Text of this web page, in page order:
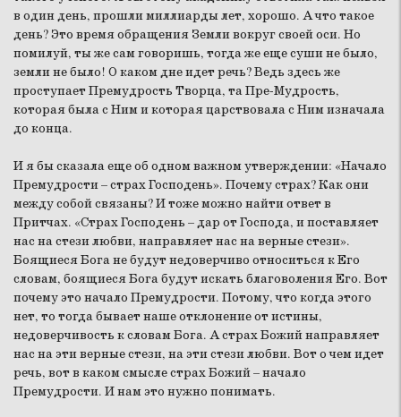
в один день, прошли миллиарды лет, хорошо. А что такое
день? Это время обращения Земли вокруг своей оси. Но
помилуй, ты же сам говоришь, тогда же еще суши не было,
земли не было! О каком дне идет речь? Ведь здесь же
проступает Премудрость Творца, та Пре-Мудрость,
которая была с Ним и которая царствовала с Ним изначала
до конца.
И я бы сказала еще об одном важном утверждении: «Начало
Премудрости – страх Господень». Почему страх? Как они
между собой связаны? И тоже можно найти ответ в
Притчах. «Страх Господень – дар от Господа, и поставляет
нас на стези любви, направляет нас на верные стези».
Боящиеся Бога не будут недоверчиво относиться к Его
словам, боящиеся Бога будут искать благоволения Его. Вот
почему это начало Премудрости. Потому, что когда этого
нет, то тогда бывает наше отклонение от истины,
недоверчивость к словам Бога. А страх Божий направляет
нас на эти верные стези, на эти стези любви. Вот о чем идет
речь, вот в каком смысле страх Божий – начало
Премудрости. И нам это нужно понимать.